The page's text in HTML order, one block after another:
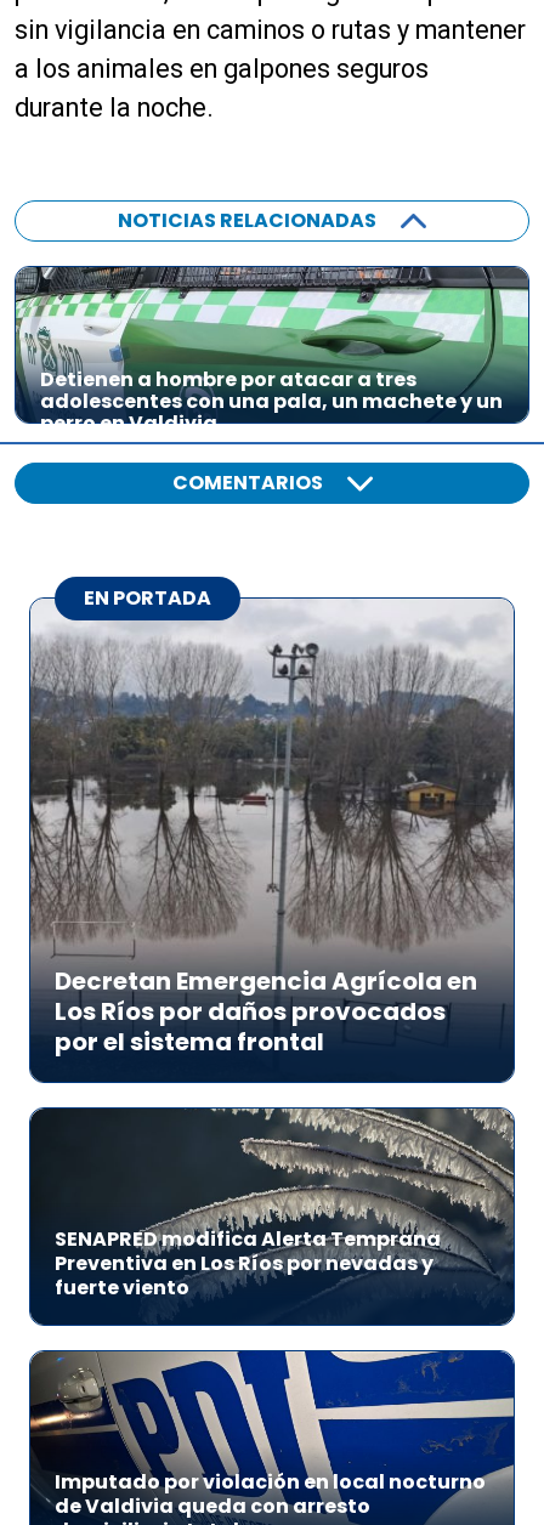
sin vigilancia en caminos o rutas y mantener
a los animales en galpones seguros
durante la noche.
NOTICIAS RELACIONADAS
Detienen a hombre por atacar a tres
adolescentes con una pala, un machete y un
perro en Valdivia
COMENTARIOS
EN PORTADA
Decretan Emergencia Agrícola en
Los Ríos por daños provocados
por el sistema frontal
SENAPRED modifica Alerta Temprana
Preventiva en Los Ríos por nevadas y
fuerte viento
Imputado por violación en local nocturno
de Valdivia queda con arresto